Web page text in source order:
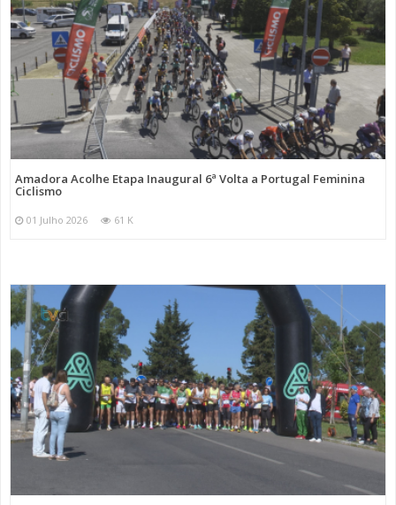
Amadora Acolhe Etapa Inaugural 6ª Volta a Portugal Feminina
Ciclismo
01 Julho 2026 61 K